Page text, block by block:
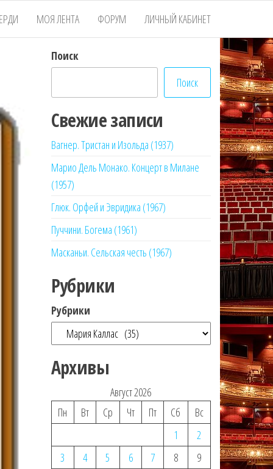
МОЯ ЛЕНТА ФОРУМ ЛИЧНЫЙ КАБИНЕТ
Поиск
Поиск
Свежие записи
Вагнер. Тристан и Изольда (1937)
Марио Дель Монако. Концерт в Милане
(1957)
Глюк. Орфей и Эвридика (1967)
Пуччини. Богема (1961)
Масканьи. Сельская честь (1967)
Рубрики
Рубрики
Архивы
Август 2026
Пн
Вт Ср Чт Пт Сб
Вс
1
2
3
4 5 6 7 8
9